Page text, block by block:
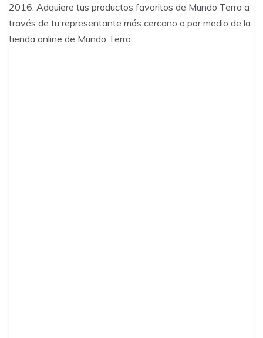
2016. Adquiere tus productos favoritos de Mundo Terra a
través de tu representante más cercano o por medio de la
tienda online de Mundo Terra.